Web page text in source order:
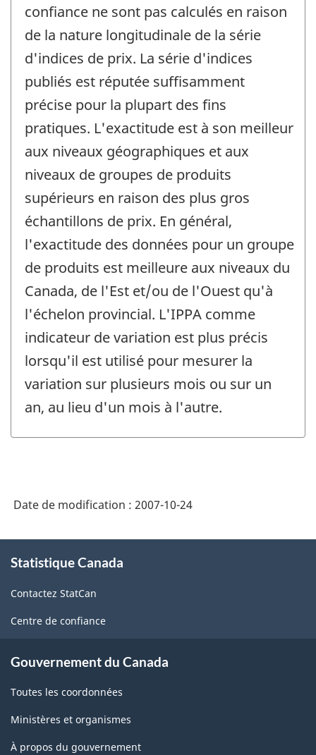
confiance ne sont pas calculés en raison
de la nature longitudinale de la série
d'indices de prix. La série d'indices
publiés est réputée suffisamment
précise pour la plupart des fins
pratiques. L'exactitude est à son meilleur
aux niveaux géographiques et aux
niveaux de groupes de produits
supérieurs en raison des plus gros
échantillons de prix. En général,
l'exactitude des données pour un groupe
de produits est meilleure aux niveaux du
Canada, de l'Est et/ou de l'Ouest qu'à
l'échelon provincial. L'IPPA comme
indicateur de variation est plus précis
lorsqu'il est utilisé pour mesurer la
variation sur plusieurs mois ou sur un
an, au lieu d'un mois à l'autre.
Date de modification : 2007-10-24
propos
ce
site
Statistique Canada
Contactez StatCan
Centre de confiance
Gouvernement du Canada
Toutes les coordonnées
Ministères et organismes
À propos du gouvernement